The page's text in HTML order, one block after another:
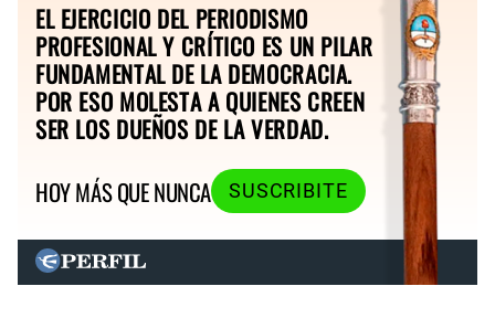
EL EJERCICIO DEL PERIODISMO
PROFESIONAL Y CRÍTICO ES UN PILAR
FUNDAMENTAL DE LA DEMOCRACIA.
POR ESO MOLESTA A QUIENES CREEN
SER LOS DUEÑOS DE LA VERDAD.
HOY MÁS QUE NUNCA
SUSCRIBITE